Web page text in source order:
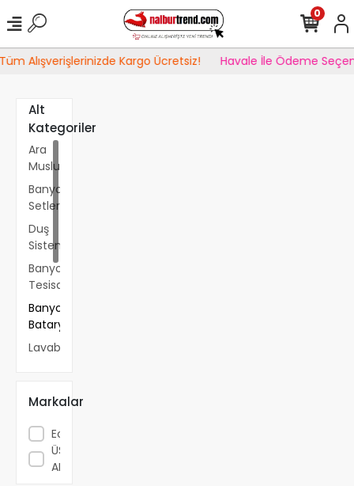
Alışverişlerinizde Kargo Ücretsiz! Havale İle Ödeme
0
Alt
Kategoriler
Ara
Musluk
Banyo
Setleri
Duş
Sistemleri
Banyo
Tesisatı
Banyo
Bataryası
Lavabo
Bataryası
Musluk
Başlığı
Banyo
Markalar
Eca
ÜSO SU
ARMATÜRLERİ